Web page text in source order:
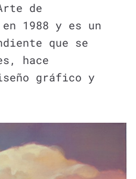
de
1988 y es un
que se
hace
gráfico y